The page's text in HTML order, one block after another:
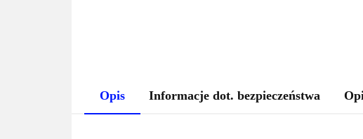
Opis Informacje dot. bezpieczeństwa